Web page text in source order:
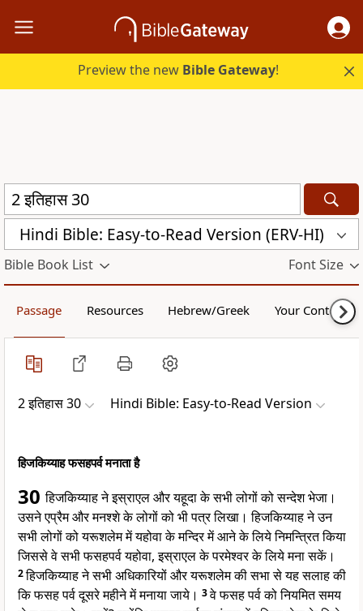
Preview the new Bible Gateway!
Hindi Bible: Easy-to-Read Version (ERV-HI)
Bible Book List Font Size
Passage Resources Hebrew/Greek Your Content
2 इतिहास 30 Hindi Bible: Easy-to-Read Version
हिजकिय्याह फसहपर्व मनाता है
30हिजकिय्याह ने इस्राएल और यहूदा के सभी लोगों को सन्देश भेजा।
उसने एप्रैम और मनश्शे के लोगों को भी पत्र लिखा। हिजकिय्याह ने उन
सभी लोगों को यरूशलेम में यहोवा के मन्दिर में आने के लिये निमन्त्रित किया
जिससे वे सभी फसहपर्व यहोवा, इस्राएल के परमेश्वर के लिये मना सकें।
2हिजकिय्याह ने सभी अधिकारियों और यरूशलेम की सभा से यह सलाह की
कि फसह पर्व दूसरे महीने में मनाया जाये। 3वे फसह पर्व को नियमित समय